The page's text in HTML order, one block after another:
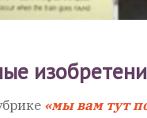
«мы вам тут